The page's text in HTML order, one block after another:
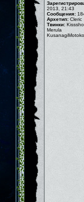
2013, 21:43
Сообщения:
Архетип: Cleric
Твинки:
Merula
KusanagiMotoko